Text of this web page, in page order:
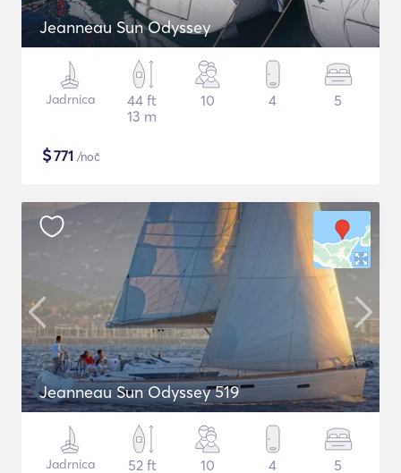
Jeanneau Sun Odyssey
Jadrnica
44 ft
13 m
10 4 5
$771 /noč
Jeanneau Sun Odyssey 519
Jadrnica
52 ft
10 4 5